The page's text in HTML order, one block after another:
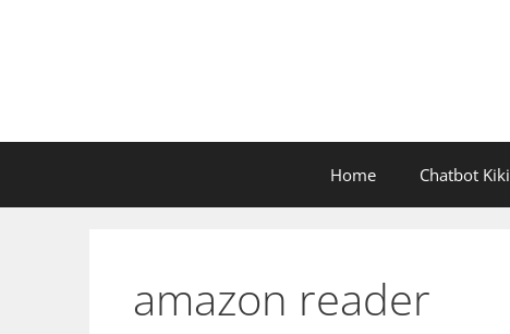
Home Chatbot Kiki
amazon reader